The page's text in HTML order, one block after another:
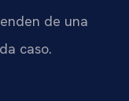
de una
caso.